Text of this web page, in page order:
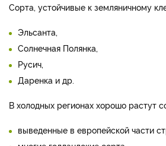
Сорта, устойчивые к земляничному
Эльсанта,
Солнечная Полянка,
Русич,
Даренка и др.
В холодных регионах хорошо растут
выведенные в европейской части